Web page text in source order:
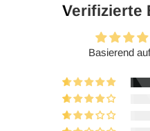
Verifizierte
Basierend